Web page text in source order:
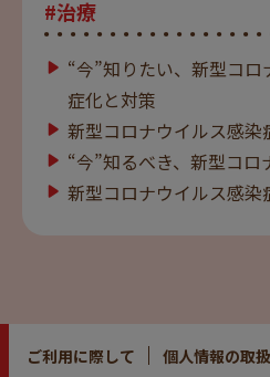
#治療
“今”知りたい、新型コ
症化と対策
新型コロナウイルス感染
“今”知るべき、新型コ
新型コロナウイルス感染
ご利用に際して 個人情報の取